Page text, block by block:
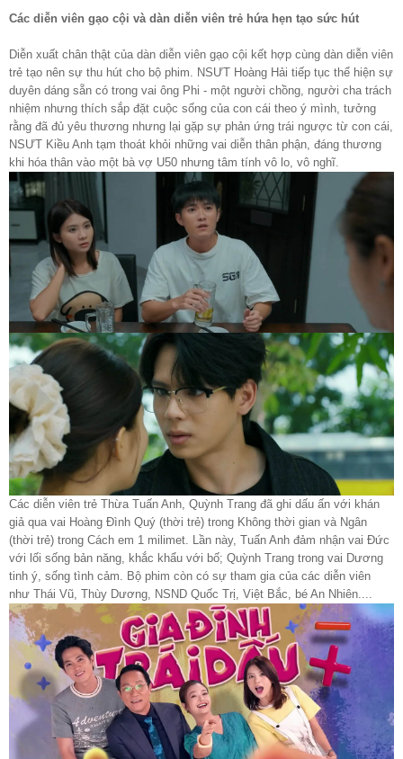
Các diễn viên gạo cội và dàn diễn viên trẻ hứa hẹn tạo sức hút
Diễn xuất chân thật của dàn diễn viên gạo cội kết hợp cùng dàn diễn viên
trẻ tạo nên sự thu hút cho bộ phim. NSƯT Hoàng Hải tiếp tục thể hiện sự
duyên dáng sẵn có trong vai ông Phi - một người chồng, người cha trách
nhiệm nhưng thích sắp đặt cuộc sống của con cái theo ý mình, tưởng
rằng đã đủ yêu thương nhưng lại gặp sự phản ứng trái ngược từ con cái,
NSƯT Kiều Anh tạm thoát khỏi những vai diễn thân phận, đáng thương
khi hóa thân vào một bà vợ U50 nhưng tâm tính vô lo, vô nghĩ.
Các diễn viên trẻ Thừa Tuấn Anh, Quỳnh Trang đã ghi dấu ấn với khán
giả qua vai Hoàng Đình Quý (thời trẻ) trong Không thời gian và Ngân
(thời trẻ) trong Cách em 1 milimet. Lần này, Tuấn Anh đảm nhận vai Đức
với lối sống bản năng, khắc khẩu với bố; Quỳnh Trang trong vai Dương
tinh ý, sống tình cảm. Bộ phim còn có sự tham gia của các diễn viên
như Thái Vũ, Thùy Dương, NSND Quốc Trị, Việt Bắc, bé An Nhiên....